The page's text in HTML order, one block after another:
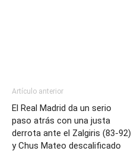
Artículo anterior
El Real Madrid da un serio
paso atrás con una justa
derrota ante el Zalgiris (83-92)
y Chus Mateo descalificado